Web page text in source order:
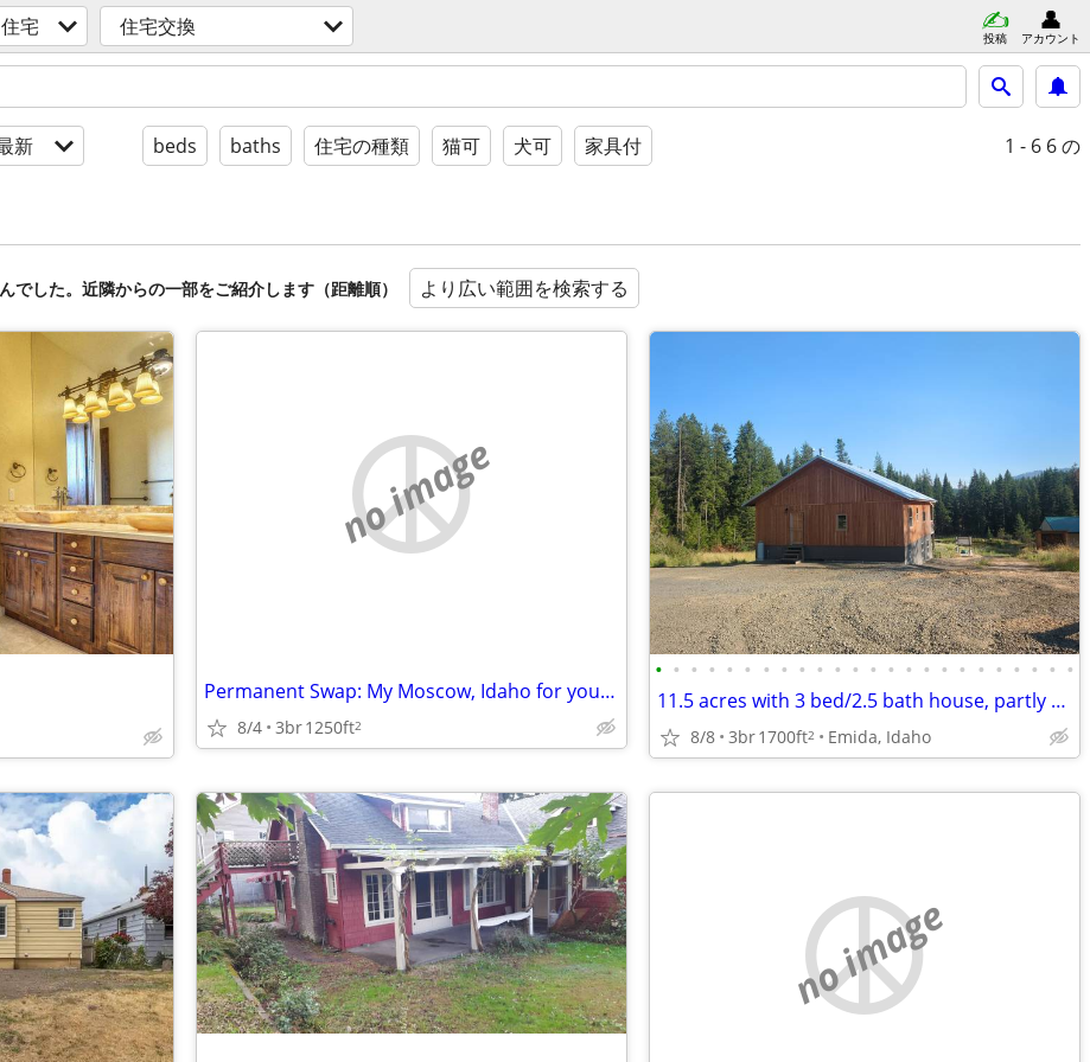
住宅 住宅交換 投稿 アカウント
新 beds baths 住宅の種類 猫可 犬可 家具付 1 - 6 6 の
でした。近隣からの一部をご紹介します（距離順） より広い範囲を検索する
no image
Permanent Swap: My Moscow, Idaho for your Olympic Peninsula
8/4 3br1250ft2
• • • • • • • • • • • • • • • • • • • • • • • •
11.5 acres with 3 bed/2.5 bath house, partly off-grid, hobby farm
8/8 3br1700ft2 Emida, Idaho
no image